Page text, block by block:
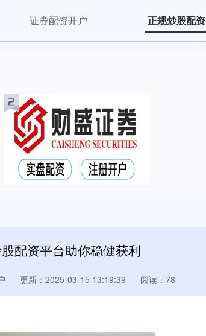
证券配资开户 正规炒股配资
配资平台助你稳健获利
更新：2025-03-15 13:19:39 阅读：78